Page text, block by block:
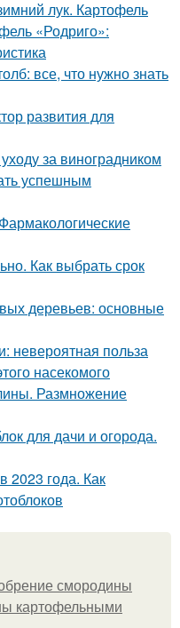
лук. Картофель
«Родриго»:
все, что нужно знать
развития для
за виноградником
успешным
Как выбрать срок
деревьев: основные
невероятная польза
насекомого
Размножение
для дачи и огорода.
2023 года. Как
смородины
картофельными